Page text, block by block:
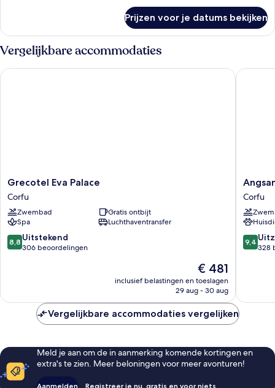
Bungalow
Waterfront
Prijzen voor je datums bekijken
Vergelijkbare accommodaties
Grecotel
Eva
Palace
Corfu
Grecotel Eva Palace
Corfu
Zwembad
Gratis ontbijt
Spa
Luchthaventransfer
8.8
van
8,8 Uitstekend
306 beoordelingen
De
prijs
is
€ 481
inclusief belastingen en toeslagen
29 aug - 30 aug
Grecotel Eva Palace
Angsana
Corfu
Resort
&
Spa
Corfu
Corfu
9.4
van
9,4
328
Vergelijkbare accommodaties vergelijken
Meld je aan om de in aanmerking komende kortingen en
extra's te zien. Meer beloningen voor meer avonturen!
Aanmelden Registreer je nu, gratis en voor niets